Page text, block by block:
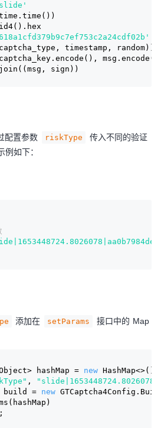
timestamp, random))
sign))
配置参数 riskType
传入不同的验证
如下：
添加在 setParams
接口中的 Map
hashMap = new HashMap<>();
,
build = new